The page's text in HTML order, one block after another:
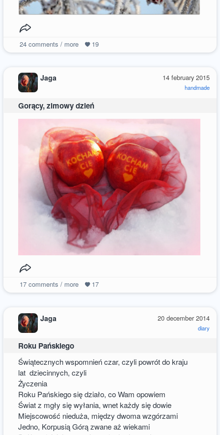
24comments / more 19
14 february 2015
handmade
Jaga
Gorący, zimowy dzień
17comments / more 17
20 december 2014
diary
Jaga
Roku Pańskiego
Świątecznych wspomnień czar, czyli powrót do kraju
lat dziecinnych, czyli
Życzenia
Roku Pańskiego się działo, co Wam opowiem
Świat z mgły się wyłania, wnet każdy się dowie
Miejscowość nieduża, między dwoma wzgórzami
Jedno, Korpusią Górą zwane aż wiekami